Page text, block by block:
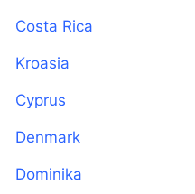
Costa Rica
Kroasia
Cyprus
Denmark
Dominika